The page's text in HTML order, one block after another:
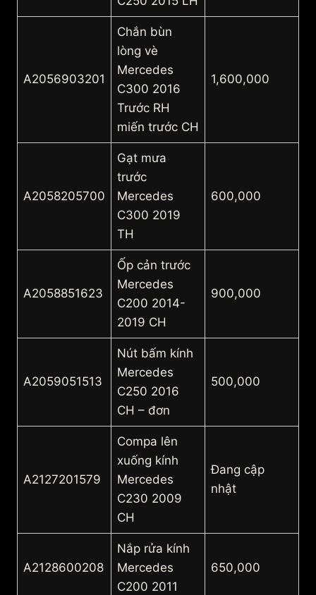
A2056903201
Chắn bùn
lòng vè
Mercedes
C300 2016
Trước RH
miến trước CH
1,600,000
A2058205700
Gạt mưa
trước
Mercedes
C300 2019
TH
600,000
A2058851623
Ốp cản trước
Mercedes
C200 2014-
2019 CH
900,000
A2059051513
Nút bấm kính
Mercedes
C250 2016
CH – đơn
500,000
A2127201579
Compa lên
xuống kính
Mercedes
C230 2009
CH
Đang cập
nhật
A2128600208
Nắp rửa kính
Mercedes
C200 2011
650,000